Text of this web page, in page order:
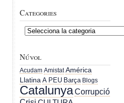
Categories
Categories
Núvol
Acudam Amistat América
Llatina A PEU Barça Blogs
CatalunyaCorrupció